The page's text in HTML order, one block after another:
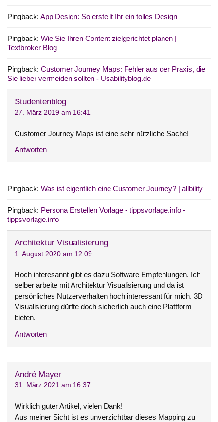
Pingback:App Design: So erstellt Ihr ein tolles Design
Pingback:Wie Sie Ihren Content zielgerichtet planen |
Textbroker Blog
Pingback:Customer Journey Maps: Fehler aus der Praxis, die
Sie lieber vermeiden sollten - Usabilityblog.de
Studentenblog
27. März 2019 am 16:41
Customer Journey Maps ist eine sehr nützliche Sache!
Antworten
Pingback:Was ist eigentlich eine Customer Journey? | allbility
Pingback: Persona Erstellen Vorlage - tippsvorlage.info -
tippsvorlage.info
Architektur Visualisierung
1. August 2020 am 12:09
Hoch interesannt gibt es dazu Software Empfehlungen. Ich
selber arbeite mit Architektur Visualisierung und da ist
persönliches Nutzerverhalten hoch interessant für mich. 3D
Visualisierung dürfte doch sicherlich auch eine Plattform
bieten.
Antworten
André Mayer
31. März 2021 am 16:37
Wirklich guter Artikel, vielen Dank!
Aus meiner Sicht ist es unverzichtbar dieses Mapping zu